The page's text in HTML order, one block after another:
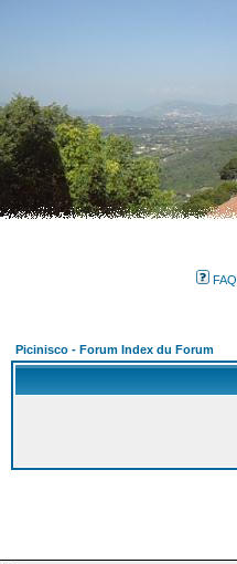
FAQ
Picinisco - Forum Index du Forum